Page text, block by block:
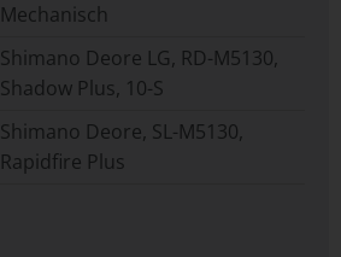
Mechanisch
Shimano Deore LG, RD-M5130,
Shadow Plus, 10-S
Shimano Deore, SL-M5130,
Rapidfire Plus